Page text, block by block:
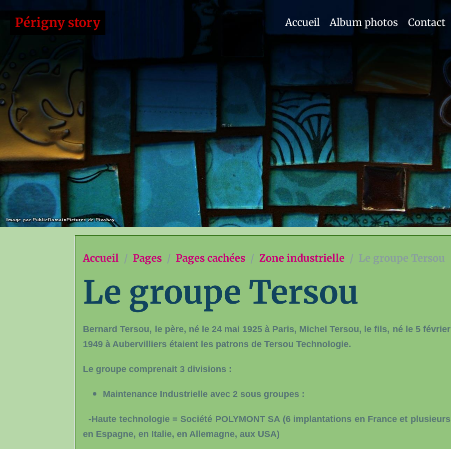
Périgny story Accueil Album photos Contact
Accueil Pages Pages cachées Zone industrielle Le groupe Tersou
Le groupe Tersou
Bernard Tersou, le père, né le 24 mai 1925 à Paris, Michel Tersou, le fils, né le 5 février
1949 à Aubervilliers étaient les patrons de Tersou Technologie.
Le groupe comprenait 3 divisions :
Maintenance Industrielle avec 2 sous groupes :
-Haute technologie = Société POLYMONT SA (6 implantations en France et plusieurs
en Espagne, en Italie, en Allemagne, aux USA)